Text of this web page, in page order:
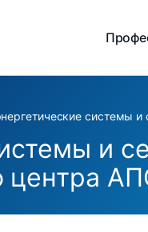
системы и
и
центра